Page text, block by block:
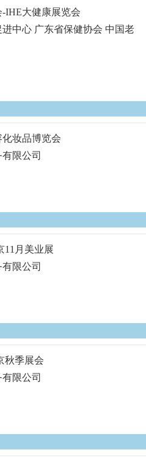
-IHE大健康展览会
中心 广东省保健协会 中国老
妆品博览会
限公司
11月美业展
限公司
秋季展会
限公司